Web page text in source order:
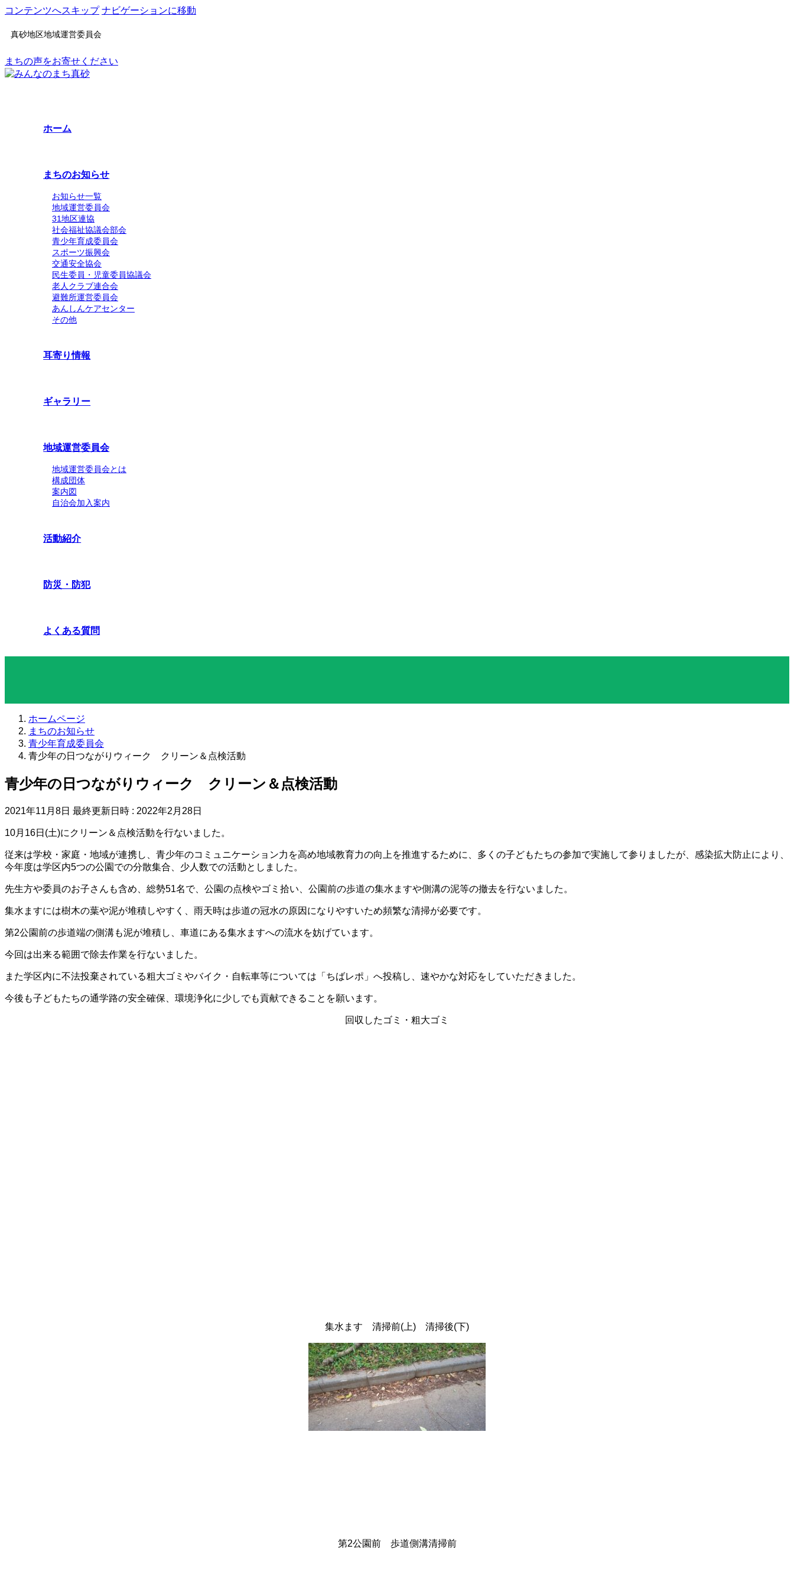
コンテンツへスキップ ナビゲーションに移動
真砂地区地域運営委員会
まちの声をお寄せください
ホーム
まちのお知らせ
お知らせ一覧
地域運営委員会
31地区連協
社会福祉協議会部会
青少年育成委員会
スポーツ振興会
交通安全協会
民生委員・児童委員協議会
老人クラブ連合会
避難所運営委員会
あんしんケアセンター
その他
耳寄り情報
ギャラリー
地域運営委員会
地域運営委員会とは
構成団体
案内図
自治会加入案内
活動紹介
防災・防犯
よくある質問
ホームページ
まちのお知らせ
青少年育成委員会
青少年の日つながりウィーク クリーン＆点検活動
青少年の日つながりウィーク クリーン＆点検活動
2021年11月8日 最終更新日時 : 2022年2月28日
10月16日(土)にクリーン＆点検活動を行ないました。
従来は学校・家庭・地域が連携し、青少年のコミュニケーション力を高め地域教育力の向上を推進するために、多くの子どもたちの参加で実施して参りましたが、感染拡大防止により、
今年度は学区内5つの公園での分散集合、少人数での活動としました。
先生方や委員のお子さんも含め、総勢51名で、公園の点検やゴミ拾い、公園前の歩道の集水ますや側溝の泥等の撤去を行ないました。
集水ますには樹木の葉や泥が堆積しやすく、雨天時は歩道の冠水の原因になりやすいため頻繁な清掃が必要です。
第2公園前の歩道端の側溝も泥が堆積し、車道にある集水ますへの流水を妨げています。
今回は出来る範囲で除去作業を行ないました。
また学区内に不法投棄されている粗大ゴミやバイク・自転車等については「ちばレポ」へ投稿し、速やかな対応をしていただきました。
今後も子どもたちの通学路の安全確保、環境浄化に少しでも貢献できることを願います。
回収したゴミ・粗大ゴミ
集水ます 清掃前(上) 清掃後(下)
第2公園前 歩道側溝清掃前